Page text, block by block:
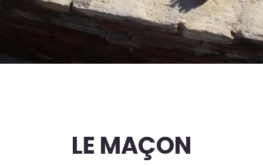
LE MAÇON